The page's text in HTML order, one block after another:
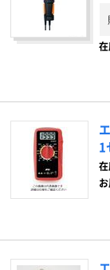
在
1
在